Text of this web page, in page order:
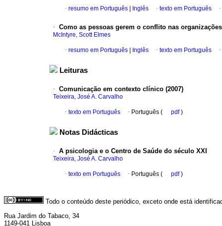
· resumo em Português Inglês · texto em Português ·
· Como as pessoas gerem o conflito nas organizações
McIntyre, Scott Elmes
· resumo em Português Inglês · texto em Português ·
Leituras
· Comunicação em contexto clínico (2007)
Teixeira, José A. Carvalho
· texto em Português · Português ( pdf)
Notas Didácticas
· A psicologia e o Centro de Saúde do século XXI
Teixeira, José A. Carvalho
· texto em Português · Português ( pdf)
Todo o conteúdo deste periódico, exceto onde está
Rua Jardim do Tabaco, 34
1149-041 Lisboa